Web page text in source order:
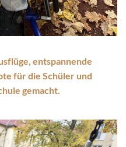
entspannende
für die Schüler und
gemacht.